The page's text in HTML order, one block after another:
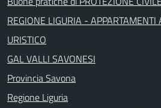
REGIONE LIGURIA -
URISTICO
GAL VALLI SAVONESI
Provincia Savona
Regione Liguria